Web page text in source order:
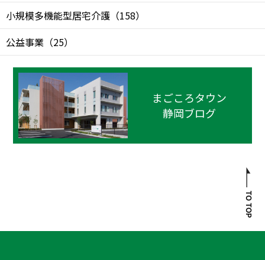
小規模多機能型居宅介護 （158）
公益事業 （25）
まごころタウン
静岡ブログ